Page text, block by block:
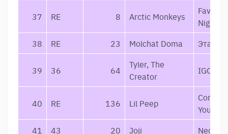
37 RE 8 Arctic Monkeys
38
RE 23 Molchat Doma Этажи
39 36 64
Tyler, The
Creator
IGOR
40 RE 136 Lil Peep
Come
You’re
41
43 20 Joji Nectar